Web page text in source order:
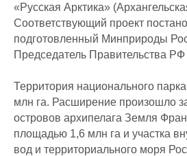
«Русская Арктика»
Соответствующий проект
подготовленный Минприроды
Председатель Правительства
Территория национального
млн га. Расширение произошло
островов архипелага Земля
площадью 1,6 млн га и участка
вод и территориального моря